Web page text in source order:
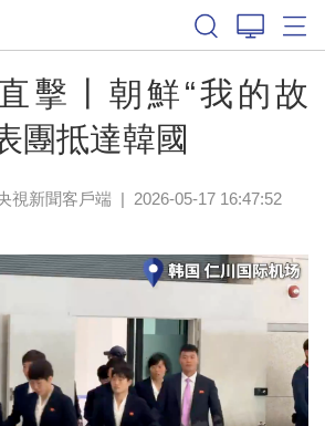
擊丨朝鮮“我的故
團抵達韓國
視新聞客戶端 | 2026-05-17 16:47:52